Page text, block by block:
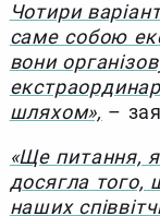
Чотири
саме собою
вони
шляхом», –
«Ще питання,
досягла того,
наших